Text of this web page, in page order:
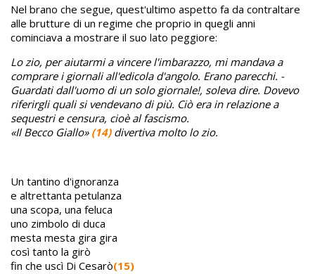
Nel brano che segue, quest'ultimo aspetto fa da contraltare
alle brutture di un regime che proprio in quegli anni
cominciava a mostrare il suo lato peggiore:
Lo zio, per aiutarmi a vincere l'imbarazzo, mi mandava a
comprare i giornali all'edicola d'angolo. Erano parecchi. -
Guardati dall'uomo di un solo giornale!, soleva dire. Dovevo
riferirgli quali si vendevano di più. Ciò era in relazione a
sequestri e censura, cioè al fascismo.
«Il Becco Giallo» (14)divertiva molto lo zio.
Un tantino d'ignoranza
e altrettanta petulanza
una scopa, una feluca
uno zimbolo di duca
mesta mesta gira gira
così tanto la girò
fin che uscì Di Cesarò(15)